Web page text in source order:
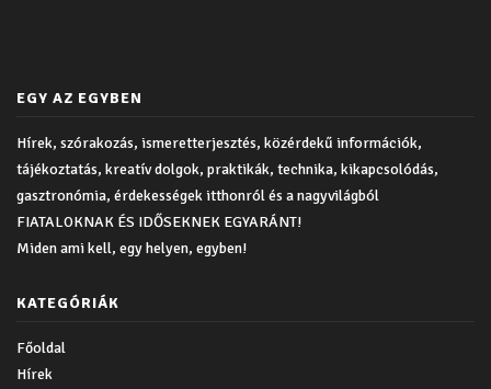
EGY AZ EGYBEN
Hírek, szórakozás, ismeretterjesztés, közérdekű információk,
tájékoztatás, kreatív dolgok, praktikák, technika, kikapcsolódás,
gasztronómia, érdekességek itthonról és a nagyvilágból
FIATALOKNAK ÉS IDŐSEKNEK EGYARÁNT!
Miden ami kell, egy helyen, egyben!
KATEGÓRIÁK
Főoldal
Hírek